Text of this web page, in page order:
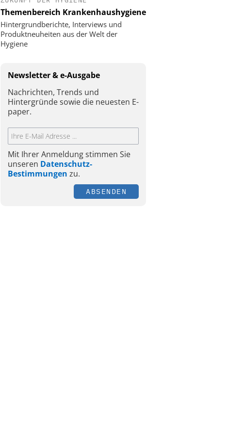
Themenbereich Krankenhaushygiene
Hintergrundberichte, Interviews und
Produktneuheiten aus der Welt der
Hygiene
Newsletter & e-Ausgabe
Nachrichten, Trends und
Hintergründe sowie die neuesten E-
paper.
Mit Ihrer Anmeldung stimmen Sie
unseren Datenschutz-
Bestimmungen zu.
ABSENDEN